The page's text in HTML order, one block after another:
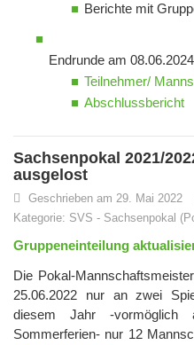
Berichte mit
Endrunde am
Teilnehmer/
Abschlussbericht
Sachsenpokal 2021/
ausgelost
Geschrieben am 29. Mai 2022
Kategorie: SVS - Sachsenpokal
Gruppeneinteilung
Die Pokal-
25.06.2022 nur an zwei
diesem Jahr -
Sommerferien- nur 12